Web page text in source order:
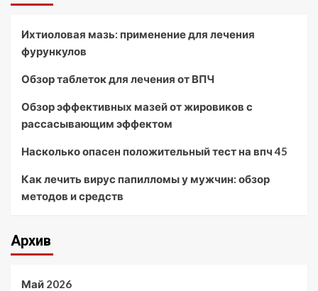
Ихтиоловая мазь: применение для лечения
фурункулов
Обзор таблеток для лечения от ВПЧ
Обзор эффективных мазей от жировиков с
рассасывающим эффектом
Насколько опасен положительный тест на впч 45
Как лечить вирус папилломы у мужчин: обзор
методов и средств
Архив
Май 2026